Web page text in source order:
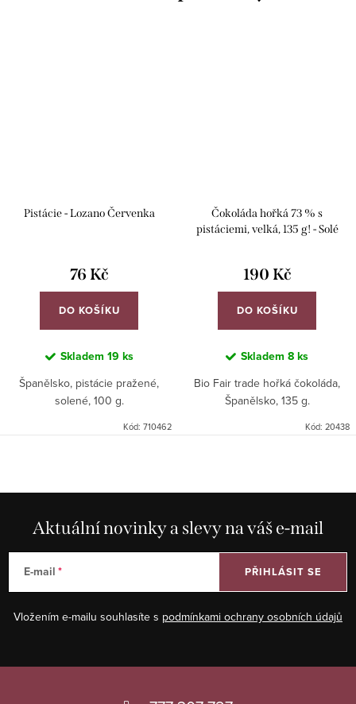
Pistácie - Lozano Červenka
76 Kč
DO KOŠÍKU
Skladem 19 ks
Španělsko, pistácie pražené,
solené, 100 g.
Kód: 710462
Čokoláda hořká 73 % s
pistáciemi, velká, 135 g! - Solé
190 Kč
DO KOŠÍKU
Skladem 8 ks
Bio Fair trade hořká čokoláda,
Španělsko, 135 g.
Kód: 20438
Aktuální novinky a slevy na váš e-mail
E-mail
Vložením e-mailu souhlasíte s podmínkami ochrany osobních údajů
PŘIHLÁSIT SE